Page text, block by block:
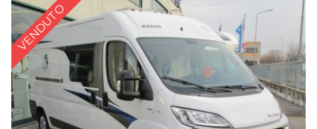
VENDUTO